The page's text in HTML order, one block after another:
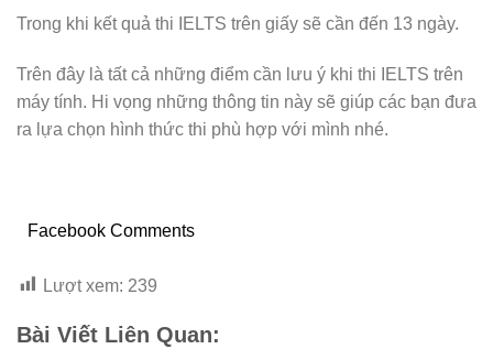
Trong khi kết quả thi IELTS trên giấy sẽ cần đến 13 ngày.
Trên đây là tất cả những điểm cần lưu ý khi thi IELTS trên
máy tính. Hi vọng những thông tin này sẽ giúp các bạn đưa
ra lựa chọn hình thức thi phù hợp với mình nhé.
Facebook Comments
Lượt xem: 239
Bài Viết Liên Quan: